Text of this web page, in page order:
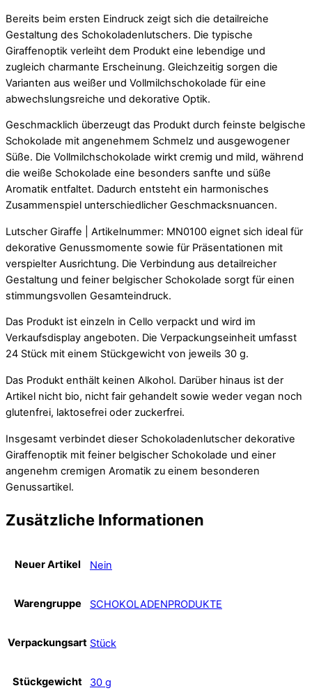
Bereits beim ersten Eindruck zeigt sich die detailreiche
Gestaltung des Schokoladenlutschers. Die typische
Giraffenoptik verleiht dem Produkt eine lebendige und
zugleich charmante Erscheinung. Gleichzeitig sorgen die
Varianten aus weißer und Vollmilchschokolade für eine
abwechslungsreiche und dekorative Optik.
Geschmacklich überzeugt das Produkt durch feinste belgische
Schokolade mit angenehmem Schmelz und ausgewogener
Süße. Die Vollmilchschokolade wirkt cremig und mild, während
die weiße Schokolade eine besonders sanfte und süße
Aromatik entfaltet. Dadurch entsteht ein harmonisches
Zusammenspiel unterschiedlicher Geschmacksnuancen.
Lutscher Giraffe | Artikelnummer: MN0100 eignet sich ideal für
dekorative Genussmomente sowie für Präsentationen mit
verspielter Ausrichtung. Die Verbindung aus detailreicher
Gestaltung und feiner belgischer Schokolade sorgt für einen
stimmungsvollen Gesamteindruck.
Das Produkt ist einzeln in Cello verpackt und wird im
Verkaufsdisplay angeboten. Die Verpackungseinheit umfasst
24 Stück mit einem Stückgewicht von jeweils 30 g.
Das Produkt enthält keinen Alkohol. Darüber hinaus ist der
Artikel nicht bio, nicht fair gehandelt sowie weder vegan noch
glutenfrei, laktosefrei oder zuckerfrei.
Insgesamt verbindet dieser Schokoladenlutscher dekorative
Giraffenoptik mit feiner belgischer Schokolade und einer
angenehm cremigen Aromatik zu einem besonderen
Genussartikel.
Zusätzliche Informationen
Neuer Artikel Nein
Warengruppe SCHOKOLADENPRODUKTE
Verpackungsart Stück
Stückgewicht 30 g